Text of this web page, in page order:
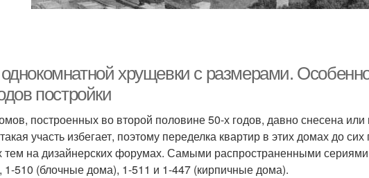
хрущевки с размерами.
постройки
построенных во второй половине 50-х годов, давно снесена или
участь избегает, поэтому переделка квартир в этих домах до сих
тем на дизайнерских форумах. Самыми распространенными
510 (блочные дома), 1-511 и 1-447 (кирпичные дома).